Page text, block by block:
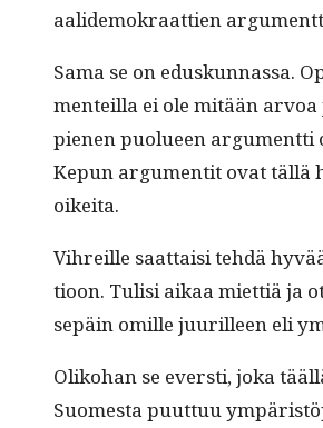
aalidemokraat­tien
Sama se on eduskun­nas­sa.
menteil­la ei ole mitään
pienen puolueen argu­ment­ti
Kepun argu­men­tit ovat täl­lä
oikeita.
Vihreille saat­taisi tehdä
tioon. Tulisi aikaa miet­tiä ja
sepäin omille juurilleen eli
Oliko­han se ever­sti, joka
Suomes­ta puut­tuu